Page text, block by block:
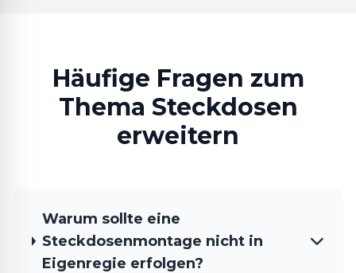
Häufige Fragen zum
Thema Steckdosen
erweitern
Warum sollte eine
Steckdosenmontage nicht in
Eigenregie erfolgen?